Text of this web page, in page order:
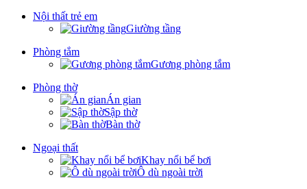
Nội thất trẻ em
Giường tầng
Phòng tắm
Gương phòng tắm
Phòng thờ
Án gian
Sập thờ
Bàn thờ
Ngoại thất
Khay nổi bể bơi
Ô dù ngoài trời